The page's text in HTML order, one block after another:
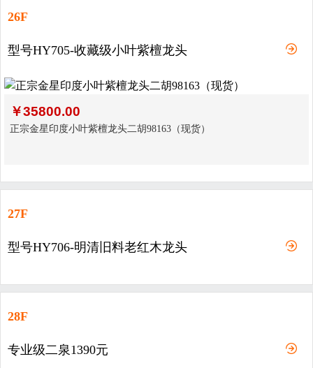
26F
型号HY705-收藏级小叶紫檀龙头
￥35800.00
正宗金星印度小叶紫檀龙头二胡98163（现货）
27F
型号HY706-明清旧料老红木龙头
28F
专业级二泉1390元